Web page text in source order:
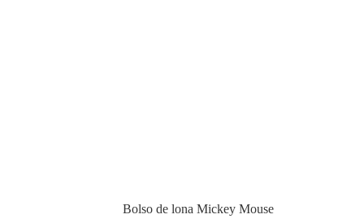
Bolso de lona Mickey Mouse